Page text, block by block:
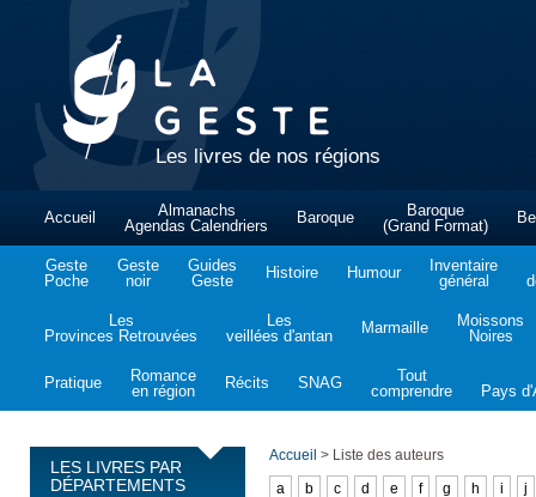
Les livres de nos régions
Accueil
Almanachs
Agendas Calendriers
Baroque
Baroque
(Grand Format)
Geste
Poche
Geste
noir
Guides
Geste
Histoire Humour
Inventaire
général
Les
Provinces Retrouvées
Les
veillées d'antan
Marmaille
Moissons
Noires
Pratique
Romance
en région
Récits SNAG
Tout
comprendre
Pays
LES LIVRES PAR
DÉPARTEMENTS
Accueil > Liste des auteurs
a
b c d e f g h i j